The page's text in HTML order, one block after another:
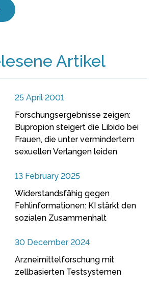
Artikel
25 April 2001
Forschungsergebnisse zeigen:
Bupropion steigert die Libido bei
Frauen, die unter vermindertem
sexuellen Verlangen leiden
13 February 2025
Widerstandsfähig gegen
Fehlinformationen: KI stärkt den
sozialen Zusammenhalt
30 December 2024
Arzneimittelforschung mit
zellbasierten Testsystemen